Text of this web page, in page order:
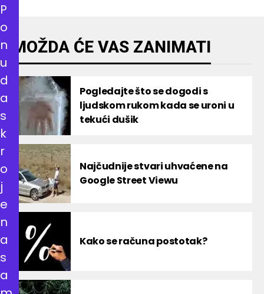
MOŽDA ĆE VAS ZANIMATI
Pogledajte što se dogodi s
ljudskom rukom kada se uroni u
tekući dušik
Najčudnije stvari uhvaćene na
Google Street Viewu
Kako se računa postotak?
P
o
n
u
d
a
s
k
r
o
j
e
n
a
s
a